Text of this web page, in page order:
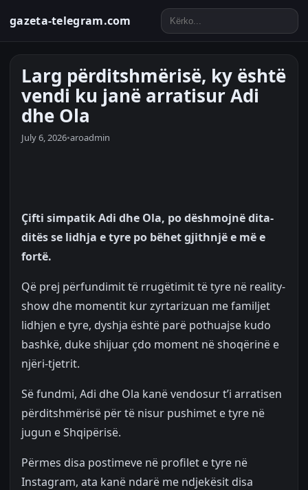
gazeta-telegram.com
Larg përditshmërisë, ky është
vendi ku janë arratisur Adi
dhe Ola
July 6, 2026•aroadmin
Çifti simpatik Adi dhe Ola, po dëshmojnë dita-
ditës se lidhja e tyre po bëhet gjithnjë e më e
fortë.
Që prej përfundimit të rrugëtimit të tyre në reality-
show dhe momentit kur zyrtarizuan me familjet
lidhjen e tyre, dyshja është parë pothuajse kudo
bashkë, duke shijuar çdo moment në shoqërinë e
njëri-tjetrit.
Së fundmi, Adi dhe Ola kanë vendosur t’i arratisen
përditshmërisë për të nisur pushimet e tyre në
jugun e Shqipërisë.
Përmes disa postimeve në profilet e tyre në
Instagram, ata kanë ndarë me ndjekësit disa